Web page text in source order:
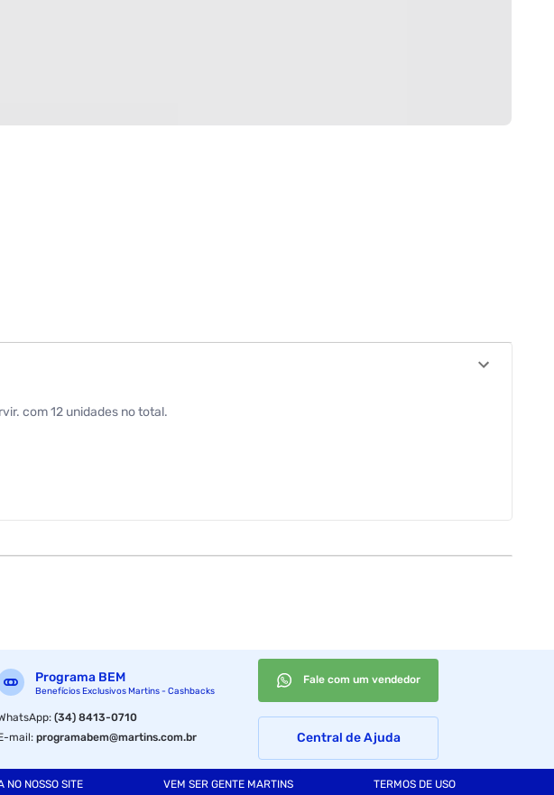
com 12 unidades no total.
Programa BEM
Benefícios Exclusivos Martins - Cashbacks
:(34) 8413-0710
mail:programabem@martins.com.br
Fale com um vendedor
Central de Ajuda
NO NOSSO SITE VEM SER GENTE MARTINS TERMOS DE USO